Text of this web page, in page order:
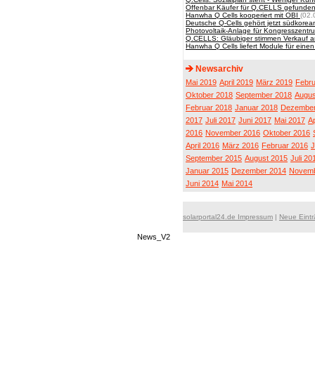
Offenbar Käufer für Q.CELLS gefunden
Hanwha Q Cells kooperiert mit OBI
Deutsche Q-Cells gehört jetzt
Photovoltaik-Anlage für
Q.CELLS: Gläubiger stimmen Verkauf
Hanwha Q Cells liefert Module für
Newsarchiv
Mai 2019 April 2019 März 2019
Oktober 2018 September 2018
Februar 2018 Januar 2018
2017 Juli 2017 Juni 2017 Mai 2017
2016 November 2016 Oktober 2016
April 2016 März 2016 Februar 2016
September 2015 August 2015 Juli
Januar 2015 Dezember 2014
Juni 2014 Mai 2014
solarportal24.de Impressum | Neue
News_V2